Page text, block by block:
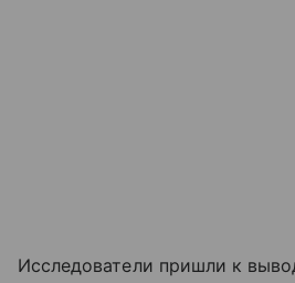
Исследователи пришли к